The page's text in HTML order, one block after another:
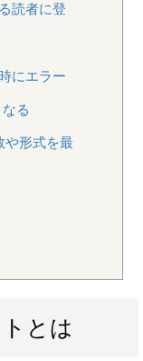
読者に登
にエラー
る
や形式を最
とは